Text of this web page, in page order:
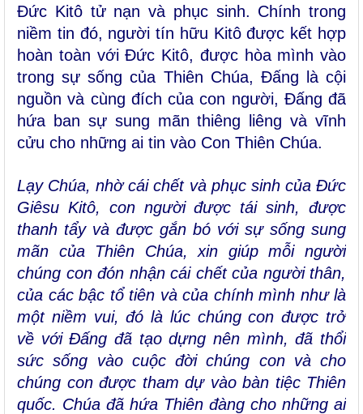
Đức Kitô tử nạn và phục sinh. Chính trong
niềm tin đó, người tín hữu Kitô được kết hợp
hoàn toàn với Đức Kitô, được hòa mình vào
trong sự sống của Thiên Chúa, Đấng là cội
nguồn và cùng đích của con người, Đấng đã
hứa ban sự sung mãn thiêng liêng và vĩnh
cửu cho những ai tin vào Con Thiên Chúa.
Lạy Chúa, nhờ cái chết và phục sinh của Đức
Giêsu Kitô, con người được tái sinh, được
thanh tẩy và được gắn bó với sự sống sung
mãn của Thiên Chúa, xin giúp mỗi người
chúng con đón nhận cái chết của người thân,
của các bậc tổ tiên và của chính mình như là
một niềm vui, đó là lúc chúng con được trở
về với Đấng đã tạo dựng nên mình, đã thổi
sức sống vào cuộc đời chúng con và cho
chúng con được tham dự vào bàn tiệc Thiên
quốc. Chúa đã hứa Thiên đàng cho những ai